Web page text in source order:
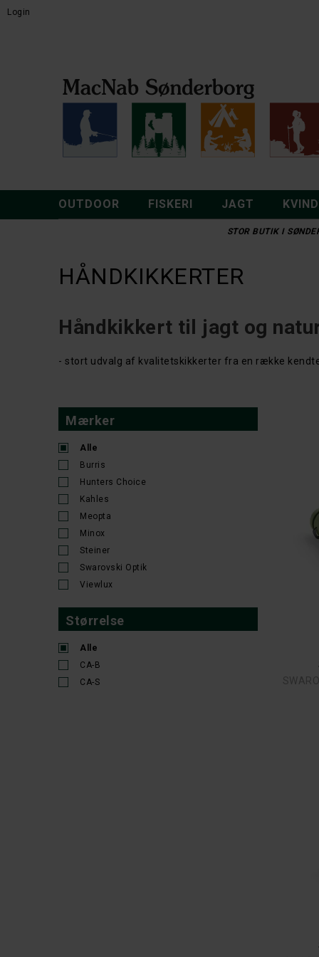
Login
OUTDOOR FISKERI JAGT
STOR BUTIK I
HÅNDKIKKERTER
Håndkikkert til jagt og
- stort udvalg af kvalitetskikkerter fra en række
Mærker
Alle
Burris
Hunters Choice
Kahles
Meopta
Minox
Steiner
Swarovski Optik
Viewlux
Størrelse
Alle
CA-B
CA-S